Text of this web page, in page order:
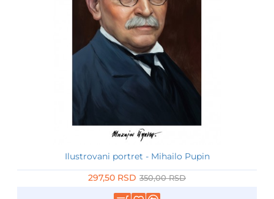
Ilustrovani portret - Mihailo Pupin
297,50 RSD 350,00 RSD